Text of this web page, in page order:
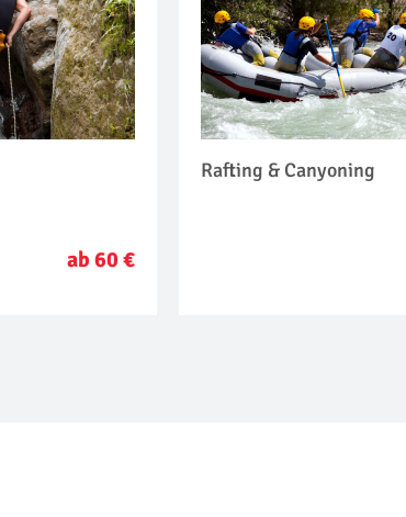
ab 60 €
Rafting & Canyoning